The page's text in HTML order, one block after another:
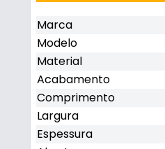
Marca
Modelo
Material
Acabamento
Comprimento
Largura
Espessura